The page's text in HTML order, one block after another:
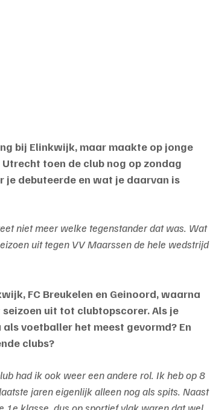
bij Elinkwijk, maar maakte op jonge
toen de club nog op zondag
je debuteerde en wat je daarvan is
niet meer welke tegenstander dat was. Wat
uit tegen VV Maarssen de hele wedstrijd
FC Breukelen en Geinoord, waarna
uit tot clubtopscorer. Als je
voetballer het meest gevormd? En
clubs?
had ik ook weer een andere rol. Ik heb op 8
jaren eigenlijk alleen nog als spits. Naast